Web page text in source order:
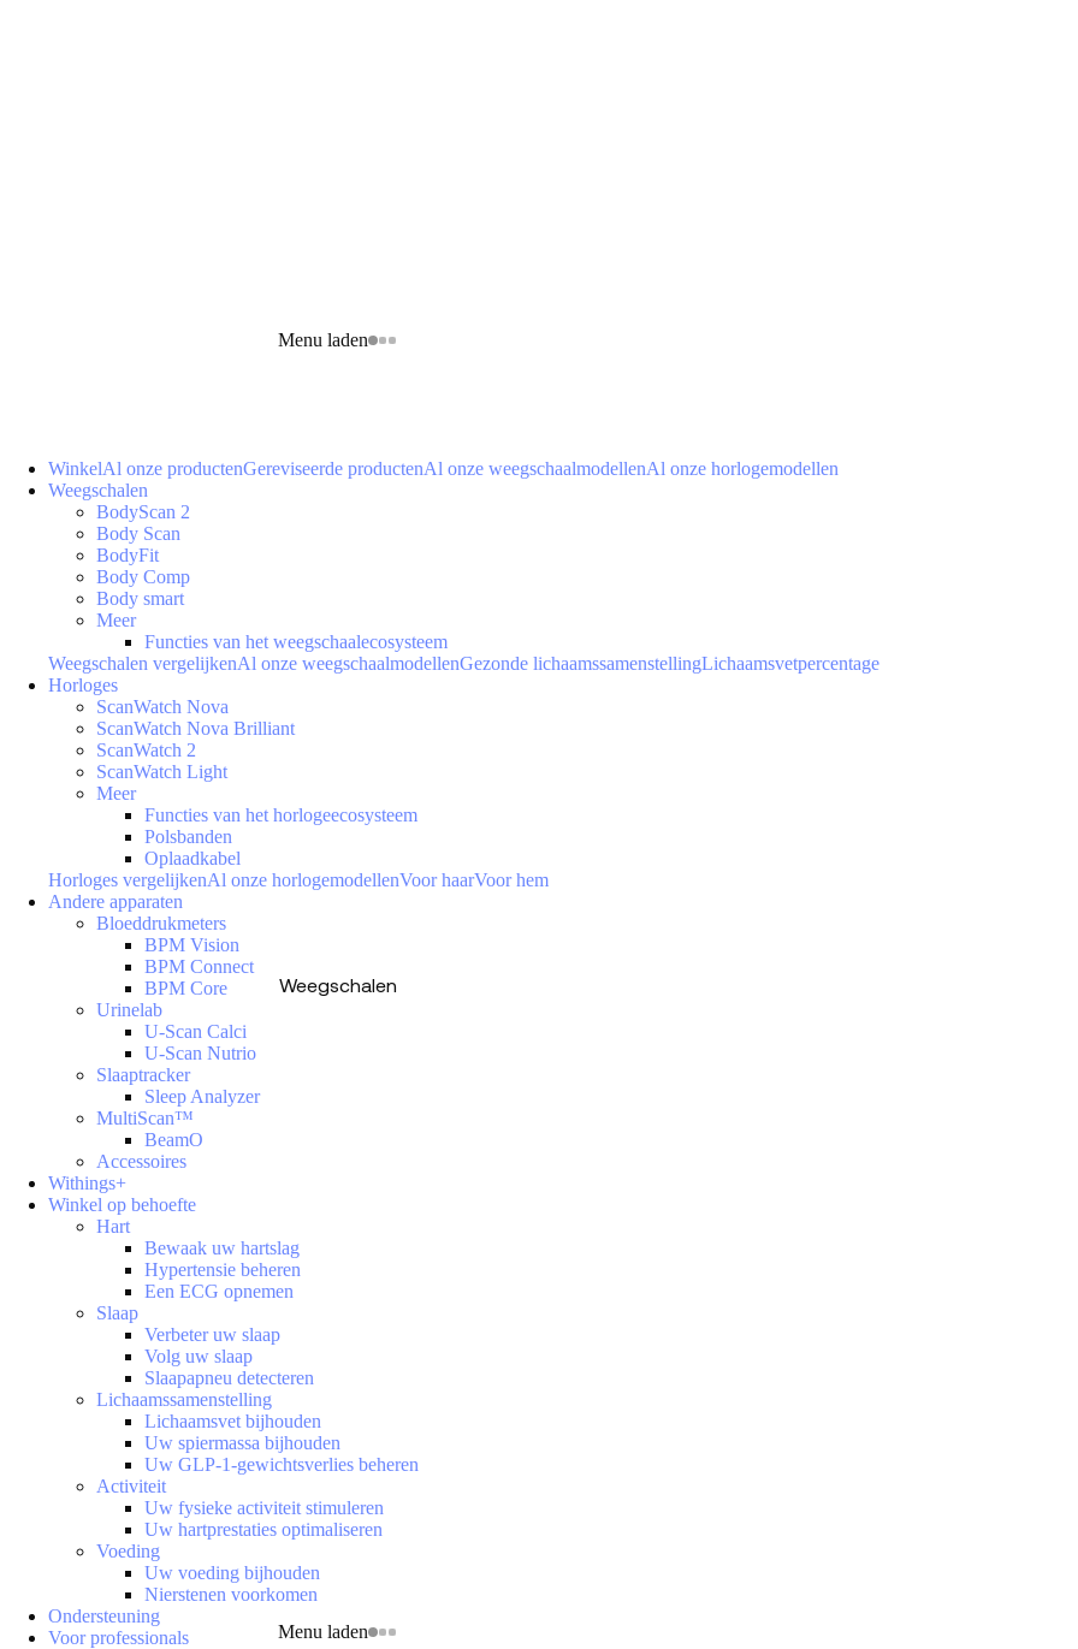
Menu laden
Weegschalen
Menu laden
WinkelAl onze productenGereviseerde productenAl onze weegschaalmodellenAl onze horlogemodellen
Weegschalen
BodyScan 2
Body Scan
BodyFit
Body Comp
Body smart
Meer
Functies van het weegschaalecosysteem
Weegschalen vergelijkenAl onze weegschaalmodellenGezonde lichaamssamenstellingLichaamsvetpercentage
Horloges
ScanWatch Nova
ScanWatch Nova Brilliant
ScanWatch 2
ScanWatch Light
Meer
Functies van het horlogeecosysteem
Polsbanden
Oplaadkabel
Horloges vergelijkenAl onze horlogemodellenVoor haarVoor hem
Andere apparaten
Bloeddrukmeters
BPM Vision
BPM Connect
BPM Core
Urinelab
U-Scan Calci
U-Scan Nutrio
Slaaptracker
Sleep Analyzer
MultiScan™
BeamO
Accessoires
Withings+
Winkel op behoefte
Hart
Bewaak uw hartslag
Hypertensie beheren
Een ECG opnemen
Slaap
Verbeter uw slaap
Volg uw slaap
Slaapapneu detecteren
Lichaamssamenstelling
Lichaamsvet bijhouden
Uw spiermassa bijhouden
Uw GLP-1-gewichtsverlies beheren
Activiteit
Uw fysieke activiteit stimuleren
Uw hartprestaties optimaliseren
Voeding
Uw voeding bijhouden
Nierstenen voorkomen
Ondersteuning
Voor professionals